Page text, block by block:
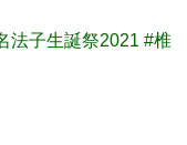
法子生誕祭2021 #椎